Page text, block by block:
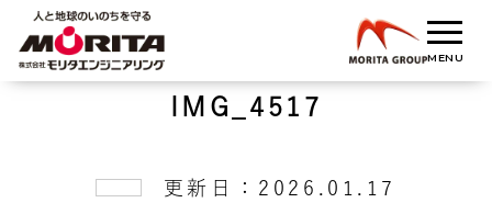
IMG_4517
更新日：2026.01.17